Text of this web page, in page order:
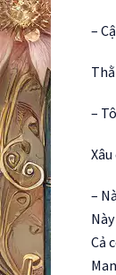
–
–
–
Cả